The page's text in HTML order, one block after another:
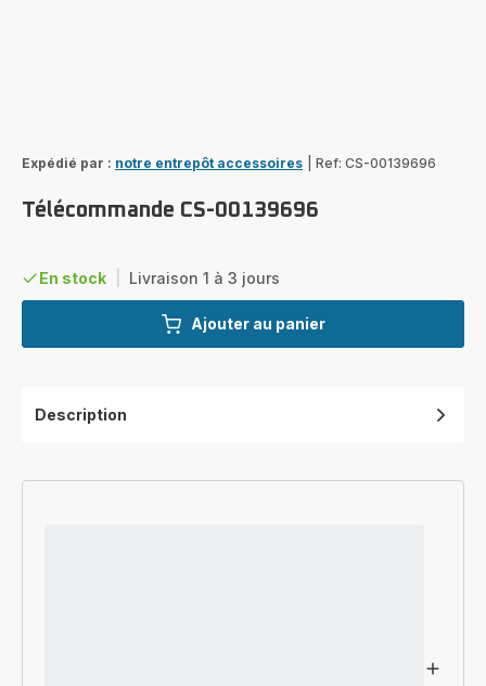
Expédié par : notre entrepôt accessoires Ref: CS-00139696
Télécommande CS-00139696
En stock Livraison 1 à 3 jours
Ajouter au panier
Description